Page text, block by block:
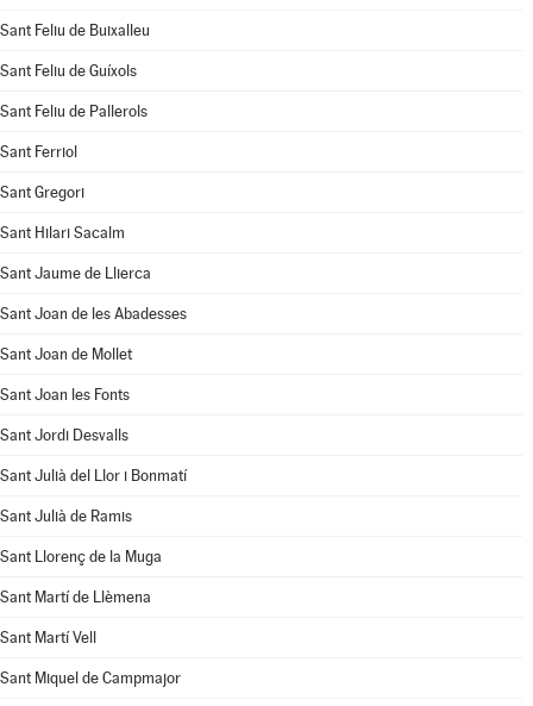
Sant Feliu de Buixalleu
Sant Feliu de Guíxols
Sant Feliu de Pallerols
Sant Ferriol
Sant Gregori
Sant Hilari Sacalm
Sant Jaume de Llierca
Sant Joan de les Abadesses
Sant Joan de Mollet
Sant Joan les Fonts
Sant Jordi Desvalls
Sant Julià del Llor i Bonmatí
Sant Julià de Ramis
Sant Llorenç de la Muga
Sant Martí de Llèmena
Sant Martí Vell
Sant Miquel de Campmajor